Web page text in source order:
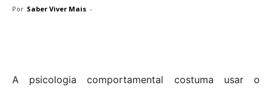
Por Saber Viver Mais -
A psicologia comportamental costuma usar o